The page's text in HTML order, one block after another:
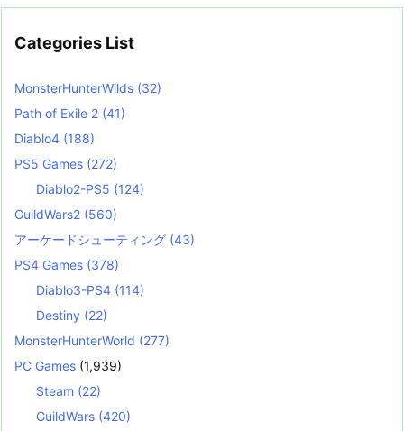
Categories List
MonsterHunterWilds (32)
Path of Exile 2 (41)
Diablo4 (188)
PS5 Games (272)
Diablo2-PS5 (124)
GuildWars2 (560)
アーケードシューティング (43)
PS4 Games (378)
Diablo3-PS4 (114)
Destiny (22)
MonsterHunterWorld (277)
PC Games (1,939)
Steam (22)
GuildWars (420)